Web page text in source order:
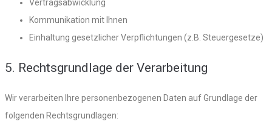
Vertragsabwicklung
Kommunikation mit Ihnen
Einhaltung gesetzlicher Verpflichtungen (z.B. Steuergesetze)
5. Rechtsgrundlage der Verarbeitung
Wir verarbeiten Ihre personenbezogenen Daten auf Grundlage der
folgenden Rechtsgrundlagen: